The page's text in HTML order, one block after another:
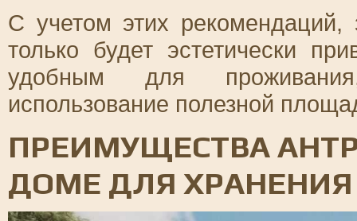
С учетом этих
только будет эстетически
удобным для
использование полезной
ПРЕИМУЩЕСТВА
ДОМЕ ДЛЯ